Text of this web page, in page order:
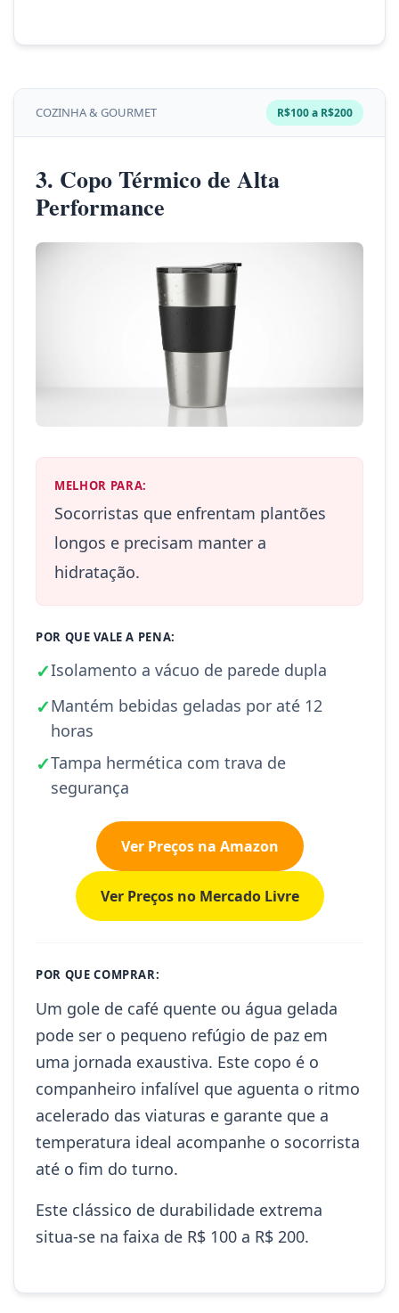
COZINHA & GOURMET R$100 a R$200
3. Copo Térmico de Alta
Performance
MELHOR PARA:
Socorristas que enfrentam plantões
longos e precisam manter a
hidratação.
POR QUE VALE A PENA:
✓Isolamento a vácuo de parede dupla
✓Mantém bebidas geladas por até 12
horas
✓Tampa hermética com trava de
segurança
Ver Preços na Amazon
Ver Preços no Mercado Livre
POR QUE COMPRAR:
Um gole de café quente ou água gelada
pode ser o pequeno refúgio de paz em
uma jornada exaustiva. Este copo é o
companheiro infalível que aguenta o ritmo
acelerado das viaturas e garante que a
temperatura ideal acompanhe o socorrista
até o fim do turno.
Este clássico de durabilidade extrema
situa-se na faixa de R$ 100 a R$ 200.